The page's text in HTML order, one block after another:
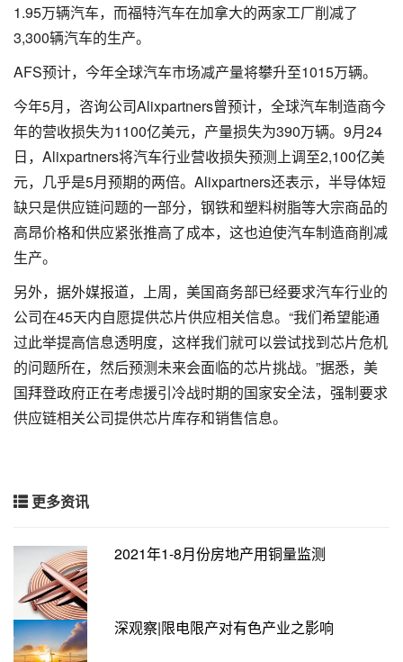
1.95万辆汽车，而福特汽车在加拿大的两家工厂削减了
3,300辆汽车的生产。
AFS预计，今年全球汽车市场减产量将攀升至1015万辆。
今年5月，咨询公司Alixpartners曾预计，全球汽车制造商今
年的营收损失为1100亿美元，产量损失为390万辆。9月24
日，Alixpartners将汽车行业营收损失预测上调至2,100亿美
元，几乎是5月预期的两倍。Alixpartners还表示，半导体短
缺只是供应链问题的一部分，钢铁和塑料树脂等大宗商品的
高昂价格和供应紧张推高了成本，这也迫使汽车制造商削减
生产。
另外，据外媒报道，上周，美国商务部已经要求汽车行业的
公司在45天内自愿提供芯片供应相关信息。“我们希望能通
过此举提高信息透明度，这样我们就可以尝试找到芯片危机
的问题所在，然后预测未来会面临的芯片挑战。”据悉，美
国拜登政府正在考虑援引冷战时期的国家安全法，强制要求
供应链相关公司提供芯片库存和销售信息。
更多资讯
2021年1-8月份房地产用铜量监测
深观察|限电限产对有色产业之影响